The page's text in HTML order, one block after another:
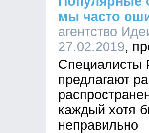
мы часто
агентство
27.02.2019
Специалисты
предлагают
каждый хотя
неправильно